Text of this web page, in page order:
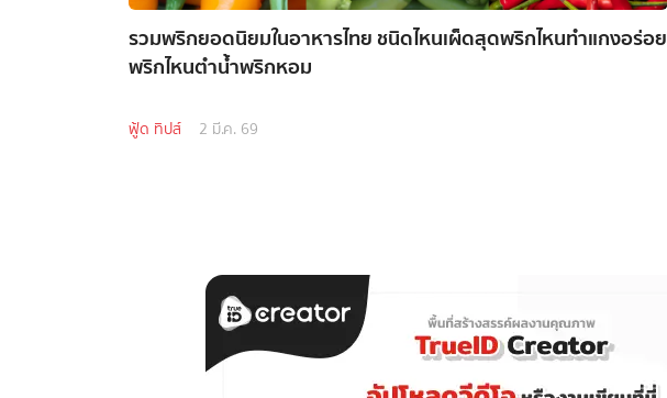
รวมพริกยอดนิยมในอาหารไทย ชนิดไหนเผ็ดสุดพริกไหนทำแกงอร่อย
พริกไหนตำน้ำพริกหอม
ฟู้ด ทิปส์ 2 มี.ค. 69